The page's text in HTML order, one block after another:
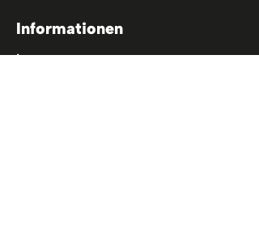
Informationen
Impressum